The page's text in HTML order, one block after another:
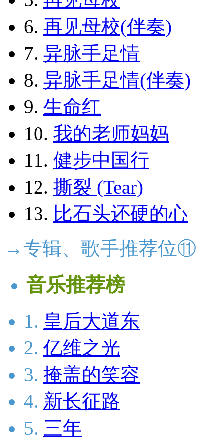
6. 再见母校(伴奏)
7. 异脉手足情
8. 异脉手足情(伴奏)
9. 生命红
10. 我的老师妈妈
11. 健步中国行
12. 撕裂 (Tear)
13. 比石头还硬的心
→专辑、歌手推荐位⑪
音乐推荐榜
1. 皇后大道东
2. 亿维之光
3. 掩盖的笑容
4. 新长征路
5. 三年